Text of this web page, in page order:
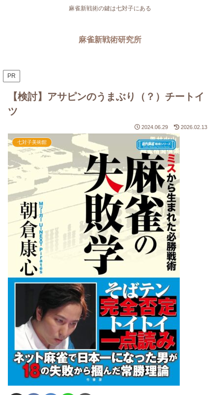
麻雀新戦術の鍵は七対子にある
麻雀新戦術研究所
PR
【検討】アサピンのうまぶり（？）チートイ
ツ
2024.06.29 2026.02.13
七対子美術館